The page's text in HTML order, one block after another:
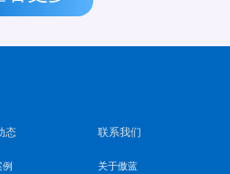
态
例
联系我们
关于傲蓝